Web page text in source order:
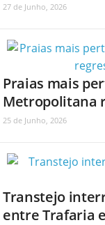
27 de Junho, 2026
Praias mais
Metropolitana
25 de Junho, 2026
Transtejo
entre Trafaria